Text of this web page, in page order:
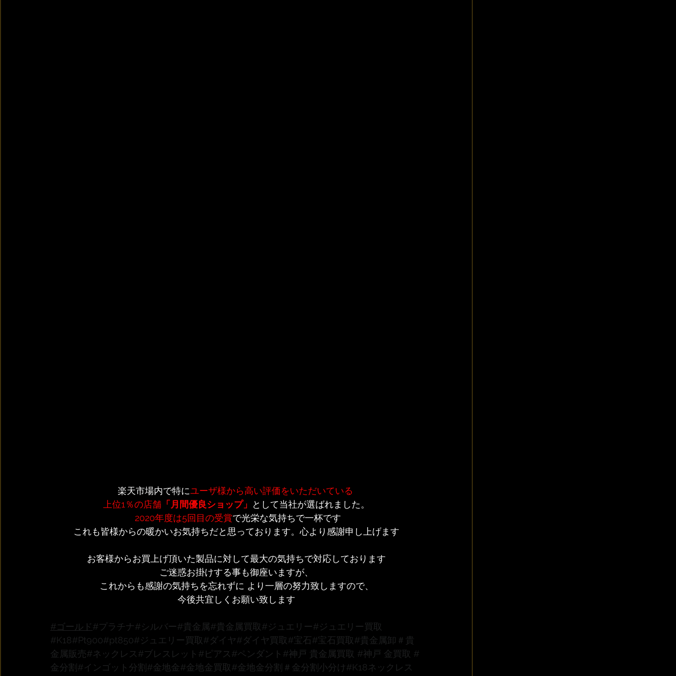
楽天市場内で特にユーザ様から高い評価をいただいている
上位1％の店舗 「月間優良ショップ」
として当社が選ばれました。
2020年度は5回目の受賞で光栄な気持ちで一杯です
これも皆様からの暖かいお気持ちだと思っております。心より感謝申し上げます
お客様からお買上げ頂いた製品に対して最大の気持ちで対応しております
ご迷惑お掛けする事も御座いますが、
これからも感謝の気持ちを忘れずに より一層の努力致しますので、
今後共宜しくお願い致します
#ゴールド #プラチナ#シルバー#貴金属#貴金属買取 #ジュエリー#ジュエリー買取
#K18#Pt900#pt850#ジュエリー買取 #ダイヤ#ダイヤ買取 #宝石#宝石買取 #貴金属卸 ＃貴
金属販売#ネックレス #ブレスレット #ピアス #ペンダント #神戸 貴金属買取 #神戸 金買取 #
金分割 #インゴット分割 #金地金#金地金買取 #金地金分割 ＃金分割小分け #K18ネックレス